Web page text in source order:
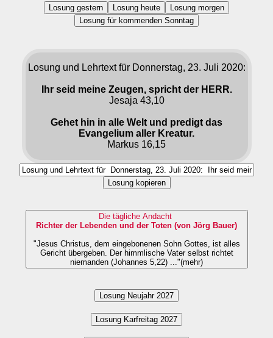
Losung gestern Losung heute
Losung morgen
Losung für kommenden Sonntag
Losung und Lehrtext für Donnerstag, 23. Juli 2020:
Ihr seid meine Zeugen, spricht der HERR.
Jesaja 43,10
Gehet hin in alle Welt und predigt das
Evangelium aller Kreatur.
Markus 16,15
Losung kopieren
Die tägliche Andacht
Richter der Lebenden und der Toten (von Jörg Bauer)
"Jesus Christus, dem eingebonenen Sohn Gottes, ist alles
Gericht übergeben. Der himmlische Vater selbst richtet
niemanden (Johannes 5,22) ..."(mehr)
Losung Neujahr 2027
Losung Karfreitag 2027